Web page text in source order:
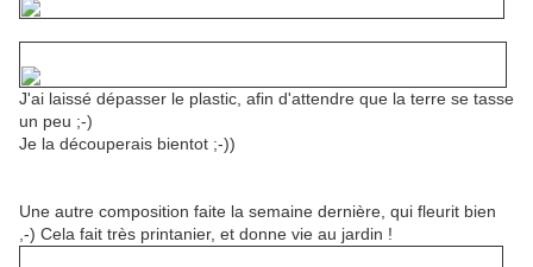
J'ai laissé dépasser le plastic, afin d'attendre que la terre se tasse
un peu ;-)
Je la découperais bientot ;-))
Une autre composition faite la semaine dernière, qui fleurit bien
,-) Cela fait très printanier, et donne vie au jardin !